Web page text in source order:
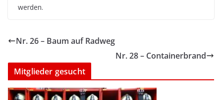
werden.
Nr. 26 – Baum auf Radweg
Nr. 28 – Containerbrand
Mitglieder gesucht